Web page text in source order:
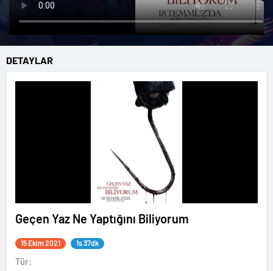
DETAYLAR
Geçen Yaz Ne Yaptığını Biliyorum
15 Ekim 2021 1s 37dk
Tür: